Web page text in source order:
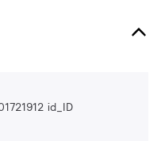
id_ID